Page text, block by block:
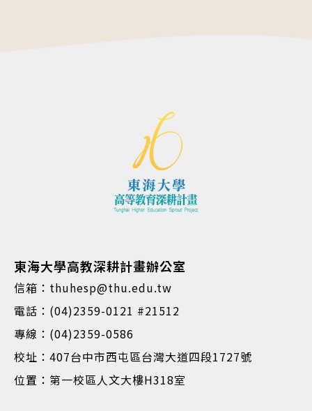
東海大學高教深耕計畫辦公室
信箱：thuhesp@thu.edu.tw
電話：(04)2359-0121 #21512
專線：(04)2359-0586
校址：407台中市西屯區台灣大道四段1727號
位置：第一校區人文大樓H318室